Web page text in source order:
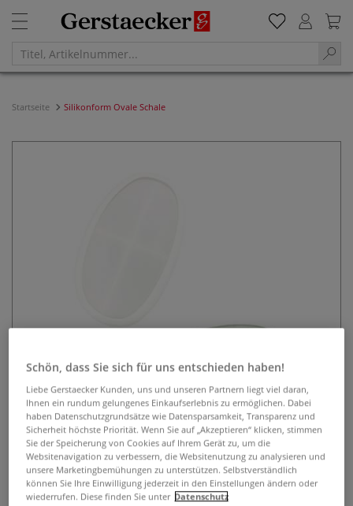
Startseite Silikonform Ovale Schale
Silikonform Ovale Schale
Schön, dass Sie sich für uns entschieden haben!
Liebe Gerstaecker Kunden, uns und unseren Partnern liegt viel daran,
Ihnen ein rundum gelungenes Einkaufserlebnis zu ermöglichen. Dabei
haben Datenschutzgrundsätze wie Datensparsamkeit, Transparenz und
Sicherheit höchste Priorität. Wenn Sie auf „Akzeptieren“ klicken, stimmen
Sie der Speicherung von Cookies auf Ihrem Gerät zu, um die
Websitenavigation zu verbessern, die Websitenutzung zu analysieren und
unsere Marketingbemühungen zu unterstützen. Selbstverständlich
können Sie Ihre Einwilligung jederzeit in den Einstellungen ändern oder
wiederrufen. Diese finden Sie unter Datenschutz